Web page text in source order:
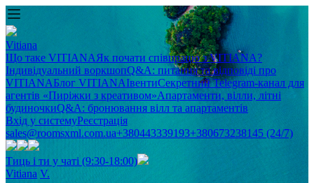
Vitiana
Що таке VITIANAЯк почати співпрацю з VITIANA?
Індивідуальний воркшопQ&A: питання та відповіді про
VITIANAБлог VITIANAІвентиСекретний Telegram-канал для
агентів «Пиріжки з креативом»Апартаменти, вілли, літні
будиночкиQ&A: бронювання вілл та апартаментів
Вхід у системуРеєстрація
sales@roomsxml.com.ua+380443339193+380673238145 (24/7)
Тиць і ти у чаті (9:30-18:00)
Vitiana V.